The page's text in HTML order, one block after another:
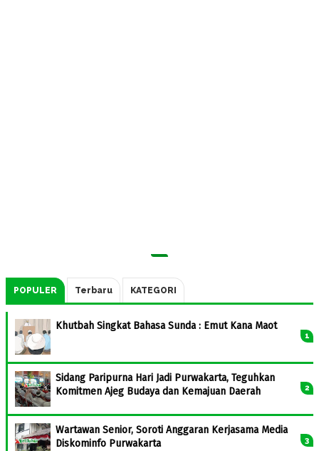
POPULER Terbaru KATEGORI
Khutbah Singkat Bahasa Sunda : Emut Kana Maot
Sidang Paripurna Hari Jadi Purwakarta, Teguhkan
Komitmen Ajeg Budaya dan Kemajuan Daerah
Wartawan Senior, Soroti Anggaran Kerjasama Media
Diskominfo Purwakarta